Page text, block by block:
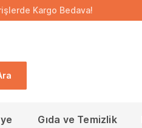
Kargo Bedava!
Gıda ve Temizlik